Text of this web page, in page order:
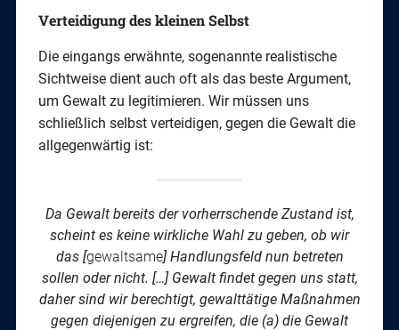
Verteidigung des kleinen Selbst
Die eingangs erwähnte, sogenannte realistische
Sichtweise dient auch oft als das beste Argument,
um Gewalt zu legitimieren. Wir müssen uns
schließlich selbst verteidigen, gegen die Gewalt die
allgegenwärtig ist:
Da Gewalt bereits der vorherrschende Zustand ist,
scheint es keine wirkliche Wahl zu geben, ob wir
das [gewaltsame] Handlungsfeld nun betreten
sollen oder nicht. […] Gewalt findet gegen uns statt,
daher sind wir berechtigt, gewalttätige Maßnahmen
gegen diejenigen zu ergreifen, die (a) die Gewalt